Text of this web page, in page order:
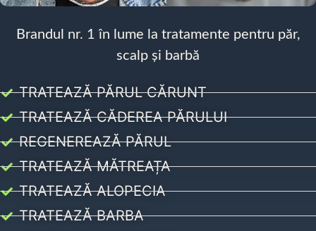
Brandul nr. 1 în lume la tratamente pentru păr,
scalp și barbă
TRATEAZĂ PĂRUL CĂRUNT
TRATEAZĂ CĂDEREA PĂRULUI
REGENEREAZĂ PĂRUL
TRATEAZĂ MĂTREAȚA
TRATEAZĂ ALOPECIA
TRATEAZĂ BARBA